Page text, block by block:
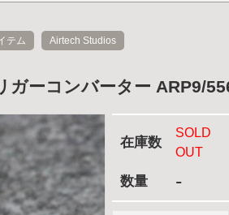
テム Airtech Studios
ガーコンバーター ARP9/
在庫数
SOLD
OUT
数量 -